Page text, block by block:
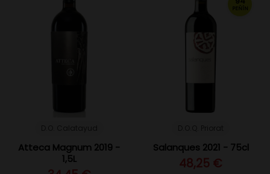
Atteca Magnum 2019 -
1,5L
Salanques 2021 - 75cl
48,25 €